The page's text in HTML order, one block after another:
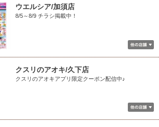
ウエルシア/加須店
8/5～8/9 チラシ掲載中！
クスリのアオキ/久下店
クスリのアオキアプリ限定クーポン配信中♪